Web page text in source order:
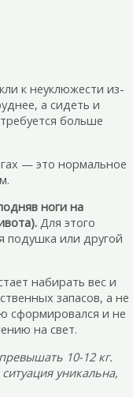
к неуклюжести из-
а сидеть и
больше
— это нормальное
ноги на
Для этого
подушка или другой
набирать вес и
запасов, а не
сформировался и не
на свет.
10-12 кг.
уникальна,